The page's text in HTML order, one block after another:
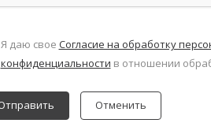
Я даю свое Согласие на обработку
конфиденциальности в отношении
Отменить